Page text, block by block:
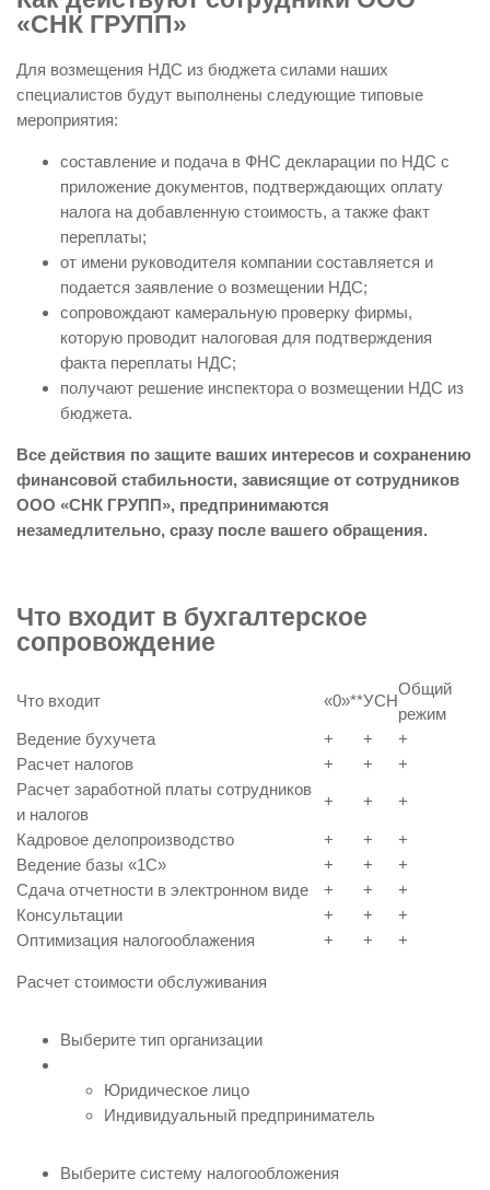
«СНК ГРУПП»
Для возмещения НДС из бюджета силами наших
специалистов будут выполнены следующие типовые
мероприятия:
составление и подача в ФНС декларации по НДС с
приложение документов, подтверждающих оплату
налога на добавленную стоимость, а также факт
переплаты;
от имени руководителя компании составляется и
подается заявление о возмещении НДС;
сопровождают камеральную проверку фирмы,
которую проводит налоговая для подтверждения
факта переплаты НДС;
получают решение инспектора о возмещении НДС из
бюджета.
Все действия по защите ваших интересов и сохранению
финансовой стабильности, зависящие от сотрудников
ООО «СНК ГРУПП», предпринимаются
незамедлительно, сразу после вашего обращения.
Что входит в бухгалтерское
сопровождение
Что входит «0»**УСН
Общий
режим
Ведение бухучета
+ +
+
Расчет налогов
+ +
+
Расчет заработной платы сотрудников
и налогов
+ + +
Кадровое делопроизводство + +
+
Ведение базы «1С»
+ +
+
Сдача отчетности в электронном виде
+ +
+
Консультации
+ +
+
Оптимизация налогооблажения
+ + +
Расчет стоимости обслуживания
Выберите тип организации
Юридическое лицо
Индивидуальный предприниматель
Выберите систему налогообложения